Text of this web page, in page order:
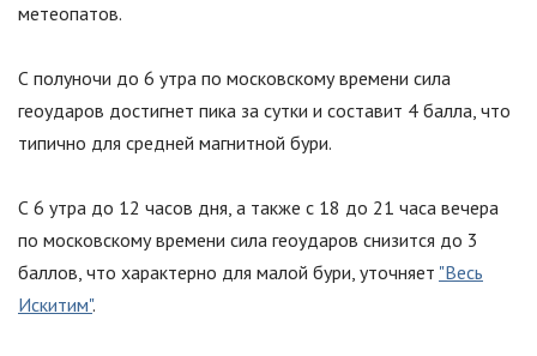
метеопатов.
С полуночи до 6 утра по московскому времени сила
геоударов достигнет пика за сутки и составит 4 балла, что
типично для средней магнитной бури.
С 6 утра до 12 часов дня, а также с 18 до 21 часа вечера
по московскому времени сила геоударов снизится до 3
баллов, что характерно для малой бури, уточняет "Весь
Искитим".